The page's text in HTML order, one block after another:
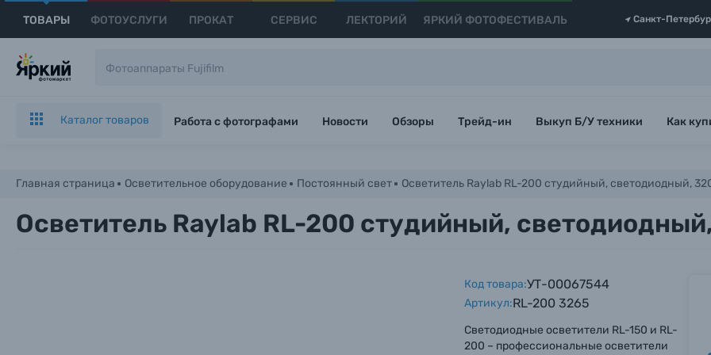
ТОВАРЫ ФОТОУСЛУГИ ПРОКАТ СЕРВИС ЛЕКТОРИЙ ЯРКИЙ ФОТОФЕСТИВАЛЬ Санкт-
Каталог товаров Работа с фотографами Новости Обзоры Трейд-ин Выкуп Б/У техники Как
Главная страница Осветительное оборудование Постоянный свет Осветитель Raylab RL-200 студийный, светодиодный,
Осветитель Raylab RL-200 студийный,
Код товара:УТ-00067544
Артикул:RL-200 3265
Светодиодные осветители RL-150 и RL-
200 – профессиональные осветители